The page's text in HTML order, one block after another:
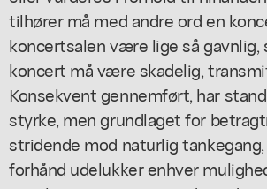
tilhører må med andre ord en
koncertsalen være lige så gavnlig,
koncert må være skadelig,
Konsekvent gennemført, har
styrke, men grundlaget for
stridende mod naturlig
forhånd udelukker enhver